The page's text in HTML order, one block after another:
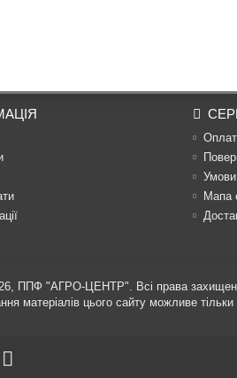
Мапа
ППФ "АГРО-ЦЕНТР". Всі права
матеріалів цього сайту можливе